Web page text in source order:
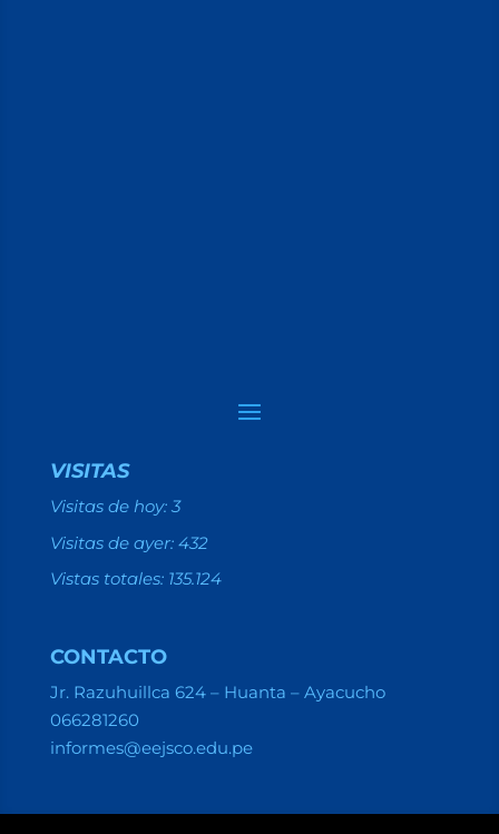
VISITAS
Visitas de hoy: 3
Visitas de ayer: 432
Vistas totales: 135.124
CONTACTO
Jr. Razuhuillca 624 – Huanta – Ayacucho
066281260
informes@eejsco.edu.pe